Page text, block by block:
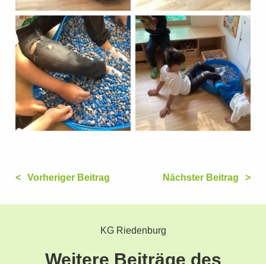
Vorheriger Beitrag Nächster Beitrag
KG Riedenburg
Weitere Beiträge des